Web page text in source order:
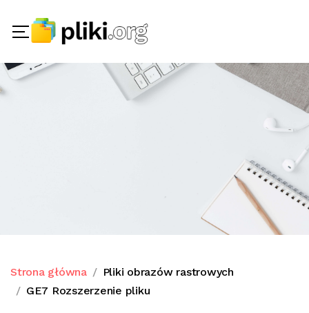
Strona główna
Pliki obrazów rastrowych
GE7 Rozszerzenie pliku